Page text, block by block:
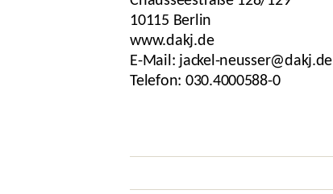
10115 Berlin
www.dakj.de
E-Mail: jackel-neusser@dakj.de
Telefon: 030.4000588-0